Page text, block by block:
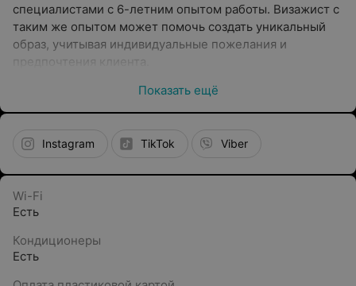
специалистами с 6-летним опытом работы. Визажист с
таким же опытом может помочь создать уникальный
образ, учитывая индивидуальные пожелания и
предпочтения клиента.
В K’ior place (Кьёр плэйс) клиенты могут
воспользоваться широким спектром услуг,
максимально качественно и естественно преображать
Услуги
Наращивание волос:
голливудская техника,
Показать ещё
Instagram TikTok Viber
Wi-Fi
Есть
Кондиционеры
Есть